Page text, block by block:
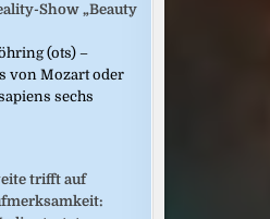
Show „Beauty
(ots) –
von Mozart oder
sechs
trifft auf